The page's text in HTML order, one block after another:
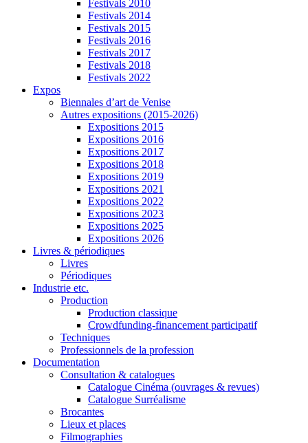
Festivals 2010
Festivals 2014
Festivals 2015
Festivals 2016
Festivals 2017
Festivals 2018
Festivals 2022
Expos
Biennales d’art de Venise
Autres expositions (2015-2026)
Expositions 2015
Expositions 2016
Expositions 2017
Expositions 2018
Expositions 2019
Expositions 2021
Expositions 2022
Expositions 2023
Expositions 2025
Expositions 2026
Livres & périodiques
Livres
Périodiques
Industrie etc.
Production
Production classique
Crowdfunding-financement participatif
Techniques
Professionnels de la profession
Documentation
Consultation & catalogues
Catalogue Cinéma (ouvrages & revues)
Catalogue Surréalisme
Brocantes
Lieux et places
Filmographies